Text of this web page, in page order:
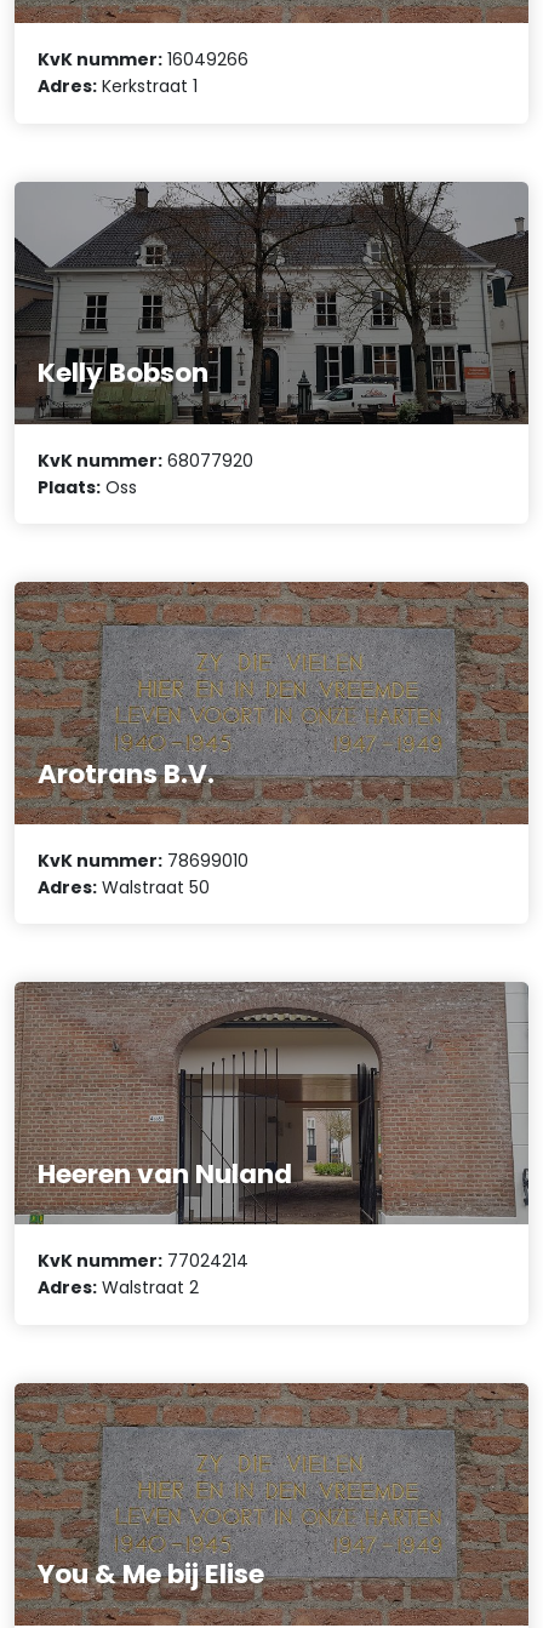
KvK nummer: 16049266
Adres: Kerkstraat 1
Kelly Bobson
KvK nummer: 68077920
Plaats: Oss
Arotrans B.V.
KvK nummer: 78699010
Adres: Walstraat 50
Heeren van Nuland
KvK nummer: 77024214
Adres: Walstraat 2
You & Me bij Elise